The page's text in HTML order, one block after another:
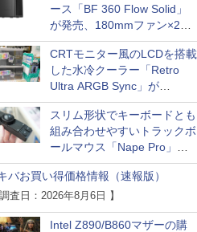
ース「BF 360 Flow Solid」
が発売、180mmファン×2搭
載
CRTモニター風のLCDを搭載
した水冷クーラー「Retro
Ultra ARGB Sync」が
Thermaltakeから
スリム形状でキーボードとも
組み合わせやすいトラックボ
ールマウス「Nape Pro」が
Keychronから
バお買い得価格情報（速報版）
査日：2026年8月6日 】
Intel Z890/B860マザーの購